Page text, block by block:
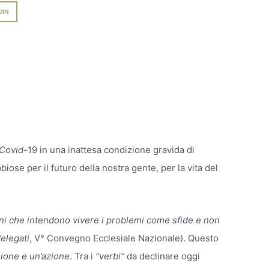
19 in una inattesa condizione gravida di
per il futuro della nostra gente, per la vita del
che intendono vivere i problemi come sfide e non
, V° Convegno Ecclesiale Nazionale). Questo
e un’azione. Tra i “verbi” da declinare oggi